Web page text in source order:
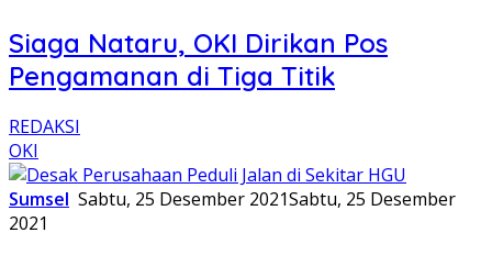
Siaga Nataru, OKI Dirikan Pos
Pengamanan di Tiga Titik
REDAKSI
OKI
Sumsel Sabtu, 25 Desember 2021Sabtu, 25 Desember
2021